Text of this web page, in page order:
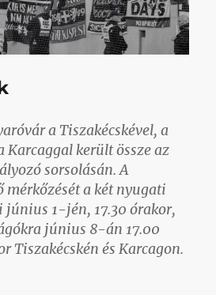
a Tiszakécskével, a
Karcaggal került össze az
sorsolásán. A
mérkőzését a két nyugati
június 1-jén, 17.30 órakor,
június 8-án 17.00
Tiszakécskén és Karcagon.